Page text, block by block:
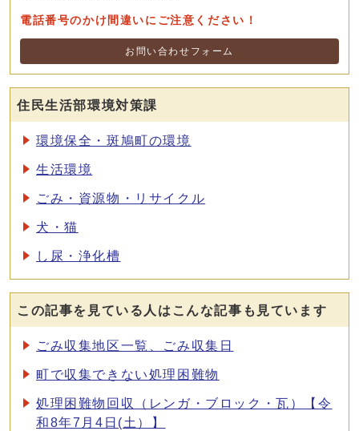
電話番号のかけ間違いにご注意ください！
お問い合わせフォーム
住民生活部環境対策課
環境保全・斑鳩町の環境
生活環境
ごみ・資源物・リサイクル
犬・猫
し尿・浄化槽
この記事を見ている人はこんな記事も見ています
ごみ収集地区一覧、ごみ収集日
町で収集できない処理困難物
処理困難物回収（レンガ・ブロック・瓦）【令
和8年7月4日(土）】